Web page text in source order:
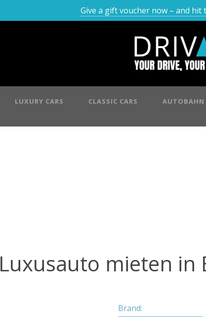
Give a gift voucher now – and hit
LUXURY CARS CLASSIC CARS AUTOBAHN
Luxusauto mieten in
Brand: